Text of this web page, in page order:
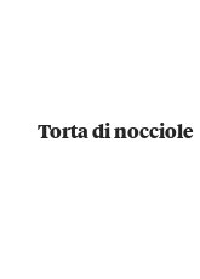
Torta di nocciole